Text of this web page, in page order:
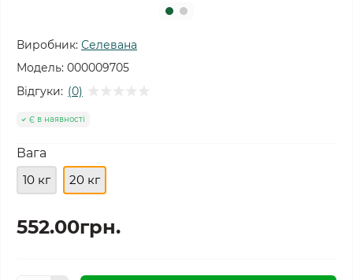
Виробник: Селевана
Модель: 000009705
Відгуки: (0)
Є в наявності
Вага
10 кг
20 кг
552.00грн.